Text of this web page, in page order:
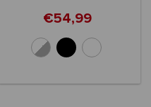
€54,99